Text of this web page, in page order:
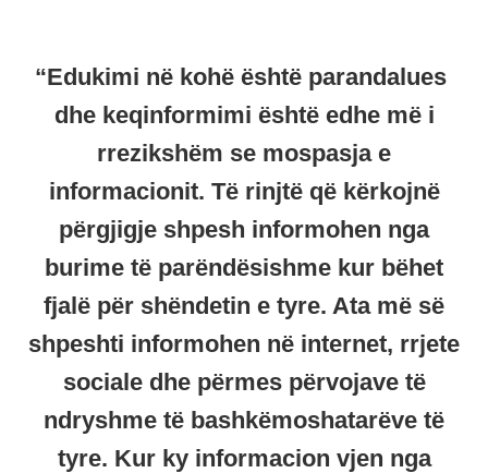
“Edukimi në kohë është parandalues ​​
dhe keqinformimi është edhe më i
rrezikshëm se mospasja e
informacionit. Të rinjtë që kërkojnë
përgjigje shpesh informohen nga
burime të parëndësishme kur bëhet
fjalë për shëndetin e tyre. Ata më së
shpeshti informohen në internet, rrjete
sociale dhe përmes përvojave të
ndryshme të bashkëmoshatarëve të
tyre. Kur ky informacion vjen nga